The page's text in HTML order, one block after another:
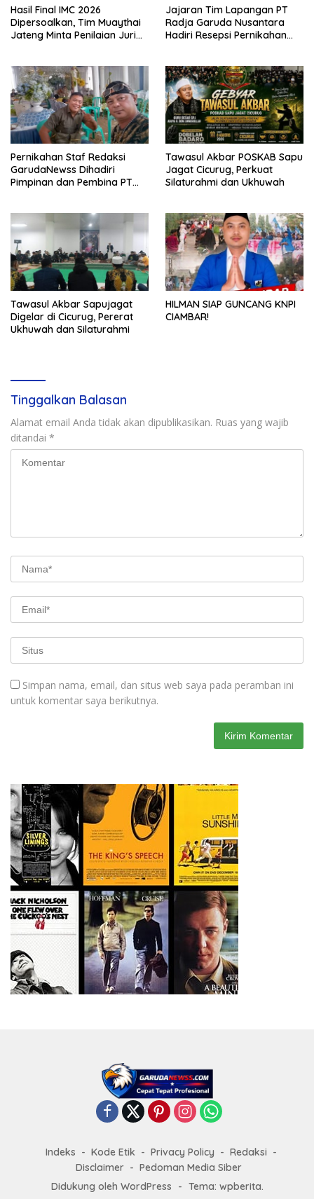
Hasil Final IMC 2026
Dipersoalkan, Tim Muaythai
Jateng Minta Penilaian Juri
Jajaran Tim Lapangan PT
Radja Garuda Nusantara
Hadiri Resepsi Pernikahan
Pernikahan Staf Redaksi
GarudaNewss Dihadiri
Pimpinan dan Pembina PT
Tawasul Akbar POSKAB Sapu
Jagat Cicurug, Perkuat
Silaturahmi dan Ukhuwah
Tawasul Akbar Sapujagat
Digelar di Cicurug, Pererat
Ukhuwah dan Silaturahmi
HILMAN SIAP GUNCANG KNPI
CIAMBAR!
Tinggalkan Balasan
Alamat email Anda tidak akan dipublikasikan. Ruas yang wajib
ditandai *
Simpan nama, email, dan situs web saya pada peramban ini
untuk komentar saya berikutnya.
Indeks Kode Etik Privacy Policy
Redaksi
Disclaimer
Pedoman Media Siber
Didukung oleh WordPress
- Tema: wpberita.